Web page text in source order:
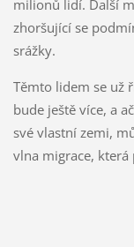
milionů lidí. Další
zhoršující se
srážky.
Těmto lidem se už
bude ještě více, a
své vlastní zemi,
vlna migrace,